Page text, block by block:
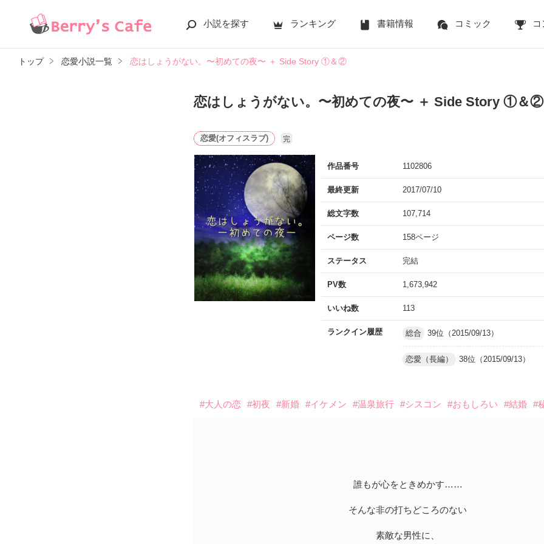
小説を探す ランキング 書籍情報 コミック コ
トップ 恋愛小説一覧 恋はしょうがない。〜初めての夜〜 ＋ Side Story ①＆②
恋はしょうがない。〜初めての夜〜 ＋ Side Story ①＆②
恋愛(オフィスラブ) 完
作品番号 1102806
最終更新 2017/07/10
総文字数 107,714
ページ数 158ページ
ステータス 完結
PV数 1,673,942
いいね数 113
ランクイン履歴 総合 39位（2015/09/13）
恋愛（長編） 38位（2015/09/13）
#大人の恋 #初夜 #新婚 #イケメン #温泉旅行 #シスコン #おもしろい #結婚 #
誰もが心をときめかす……
そんな非の打ちどころのない
素敵な男性に、